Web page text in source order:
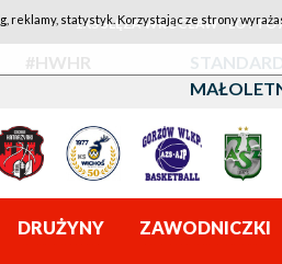
1KS ŚLĘZA WROCŁAW - LOTTO
#HWHR
DRUŻYNY ZAWODNICZKI
reklamy, statystyk. Korzystając ze strony